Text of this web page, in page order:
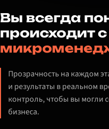
Вы всегда
происходит
Прозрачность на каждом
и результаты в реальном
контроль, чтобы вы могли
бизнеса.